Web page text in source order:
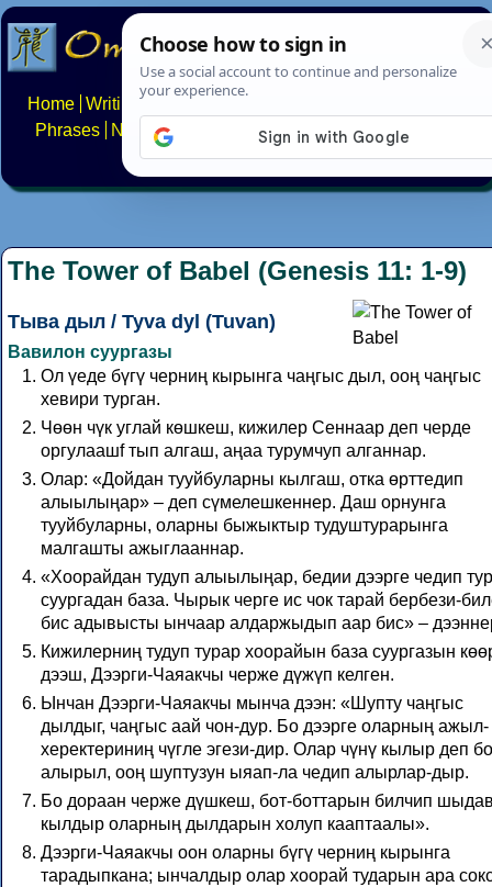
Home Writing systems
Phrases
Numbers Multilingual Pages Search
About FAQs Contact
The Tower of Babel (Genesis 11: 1-9)
Тыва дыл / Tyva dyl (Tuvan)
Вавилон суургазы
Ол үеде бүгү черниң кырынга чаңгыс дыл, ооң чаңгыс
хевири турган.
Чөөн чүк углай көшкеш, кижилер Сеннаар деп черде
оргулаашf тып алгаш, аңаа турумчуп алганнар.
Олар: «Дойдан тууйбуларны кылгаш, отка өрттедип
алыылыңар» – деп сүмелешкеннер. Даш орнунга
тууйбуларны, оларны быжыктыр тудуштурарынга
малгашты ажыглааннар.
«Хоорайдан тудуп алыылыңар, бедии дээрге чедип
суургадан база. Чырык черге ис чок тарай бербези-
бис адывысты ынчаар алдаржыдып аар бис» –
Кижилерниң тудуп турар хоорайын база суургазын
дээш, Дээрги-Чаяакчы черже дүжүп келген.
Ынчан Дээрги-Чаяакчы мынча дээн: «Шупту чаңгыс
дылдыг, чаңгыс аай чон-дур. Бо дээрге оларның ажыл-
херектериниң чүгле эгези-дир. Олар чүнү кылыр деп
алырыл, ооң шуптузун ыяап-ла чедип алырлар-дыр.
Бо дораан черже дүшкеш, бот-боттарын билчип
кылдыр оларның дылдарын холуп кааптаалы».
Дээрги-Чаяакчы оон оларны бүгү черниң кырынга
тарадыпканa; ынчалдыр олар хоорай тударын ара